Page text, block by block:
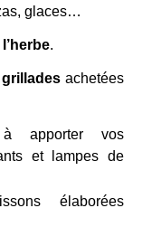
glaces…
.
grillades achetées
apporter vos
et lampes de
élaborées